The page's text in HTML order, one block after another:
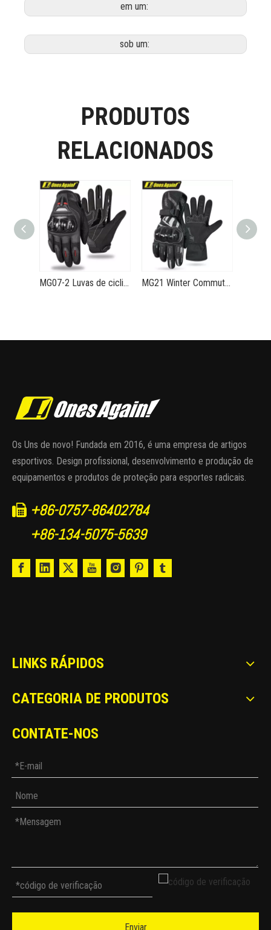
em um:
sob um:
PRODUTOS
RELACIONADOS
MG07-2 Luvas de ciclismo de verão ventiladas antiderrapantes e anti-impacto Lightning Demon Armor MG21 Winter Commuter Motorcycle Gloves Handy Waterproof Warm Anti-drop Keyes Gloves
Os Uns de novo! Fundada em 2016, é uma empresa de artigos
esportivos. Design profissional, desenvolvimento e produção de
equipamentos e produtos de proteção para esportes radicais.
 +86-0757-86402784
+86-134-5075-5639
LINKS RÁPIDOS
CATEGORIA DE PRODUTOS
CONTATE-NOS
Enviar